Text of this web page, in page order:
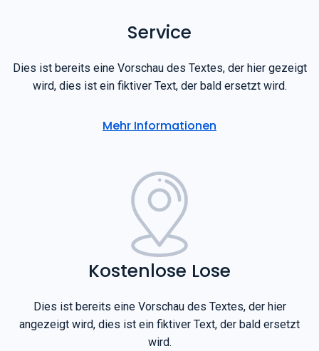
Dies ist bereits eine Vorschau des Textes, der hier gezeigt
wird, dies ist ein fiktiver Text, der bald ersetzt wird.
Mehr Informationen
Kostenlose Lose
Dies ist bereits eine Vorschau des Textes, der hier
angezeigt wird, dies ist ein fiktiver Text, der bald ersetzt
Mehr Informationen